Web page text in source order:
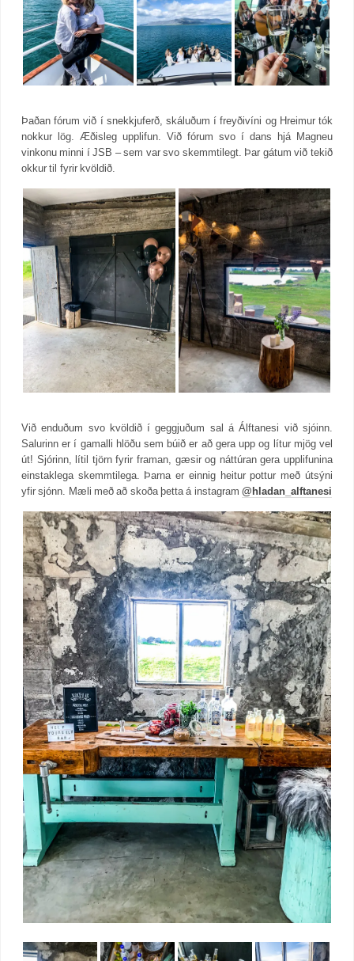
Þaðan fórum við í snekkjuferð, skáluðum í freyðivíni og Hreimur tók
nokkur lög. Æðisleg upplifun. Við fórum svo í dans hjá Magneu
vinkonu minni í JSB – sem var svo skemmtilegt. Þar gátum við tekið
okkur til fyrir kvöldið.
Við enduðum svo kvöldið í geggjuðum sal á Álftanesi við sjóinn.
Salurinn er í gamalli hlöðu sem búið er að gera upp og lítur mjög vel
út! Sjórinn, lítil tjörn fyrir framan, gæsir og náttúran gera upplifunina
einstaklega skemmtilega. Þarna er einnig heitur pottur með útsýni
yfir sjónn. Mæli með að skoða þetta á instagram @hladan_alftanesi